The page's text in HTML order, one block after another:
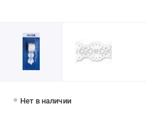
Нет в наличии